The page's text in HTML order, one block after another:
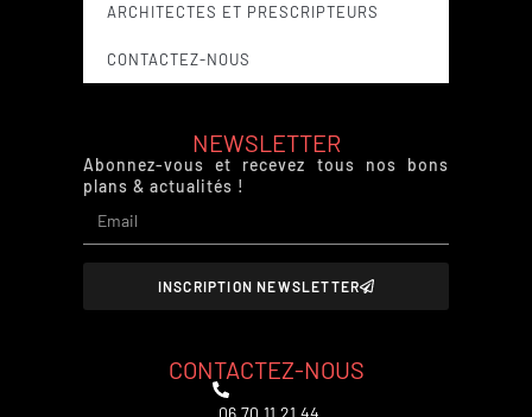
ARCHITECTES ET PRESCRIPTEURS
CONTACTEZ-NOUS
NEWSLETTER
Abonnez-vous et recevez tous nos bons
plans & actualités !
INSCRIPTION NEWSLETTER
CONTACTEZ-NOUS
06.70.11.21.44